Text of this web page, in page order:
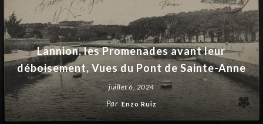
Lannion, les Promenades avant leur
déboisement, Vues du Pont de Sainte-Anne
juillet 6, 2024
Par Enzo Ruiz